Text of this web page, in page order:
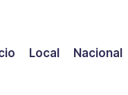
Local Nacional